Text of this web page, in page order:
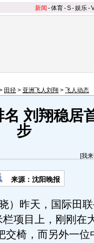
新闻 -体育-S-娱乐-
田径 > 亚洲飞人刘翔 > 飞人动态
刘翔稳居
步
[我
来源：沈阳晚报
昨天，国际田联
项目上，刚刚在
交椅，而另外一位